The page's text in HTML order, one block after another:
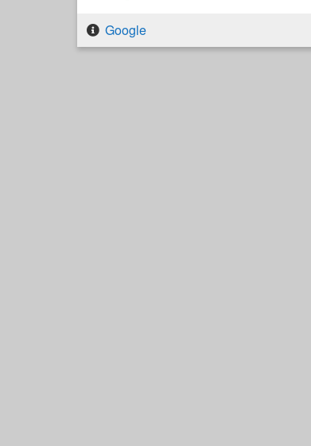
Google